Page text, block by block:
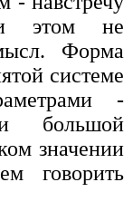
этом не
Форма
системе
-
значении
говорить